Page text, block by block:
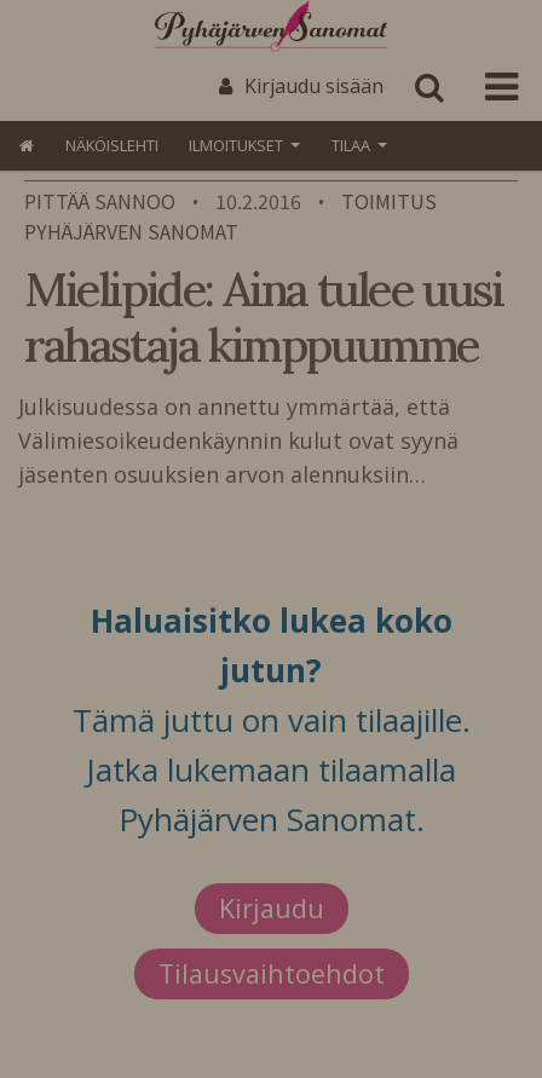
Kirjaudu sisään
NÄKÖISLEHTI ILMOITUKSET TILAA
PITTÄÄ SANNOO • 10.2.2016 •
TOIMITUS
PYHÄJÄRVEN SANOMAT
Mielipide: Aina tulee uusi
rahastaja kimppuumme
Julkisuudessa on annettu ymmärtää, että
Välimiesoikeudenkäynnin kulut ovat syynä
jäsenten osuuksien arvon alennuksiin…
Haluaisitko lukea koko
jutun?
Tämä juttu on vain tilaajille.
Jatka lukemaan tilaamalla
Pyhäjärven Sanomat.
Kirjaudu
Tilausvaihtoehdot